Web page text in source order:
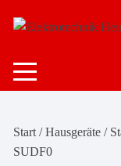
Inhalt
Start /Hausgeräte /
SUDF0